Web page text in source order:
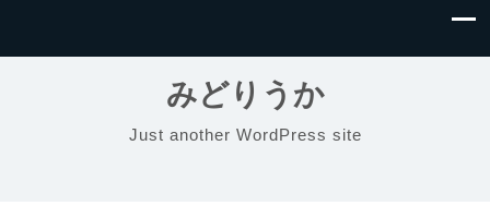
みどりうか
Just another WordPress site